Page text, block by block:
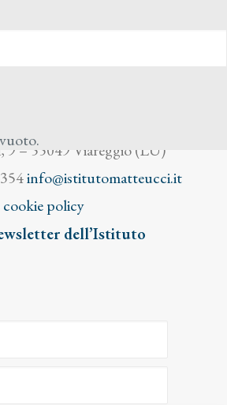
9 – 55049 Viareggio (LU)
info@istitutomatteucci.it
cookie policy
dell’Istituto